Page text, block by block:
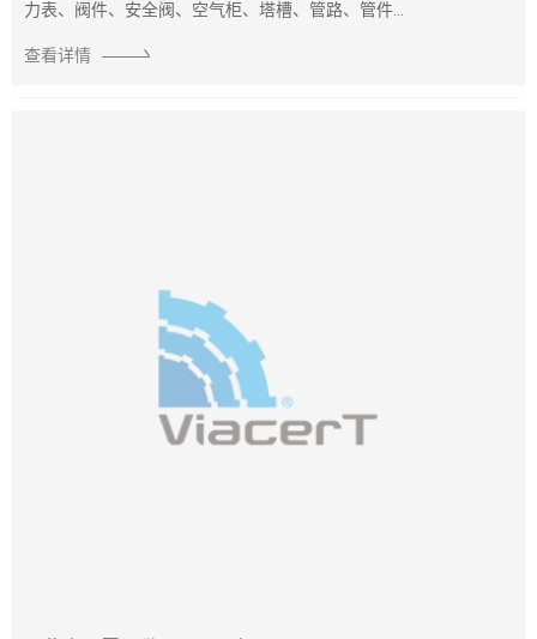
力表、阀件、安全阀、空气柜、塔槽、管路、管件...
查看详情